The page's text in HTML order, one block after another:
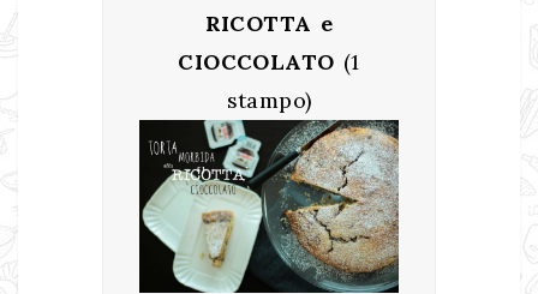
RICOTTA e
CIOCCOLATO (1
stampo)